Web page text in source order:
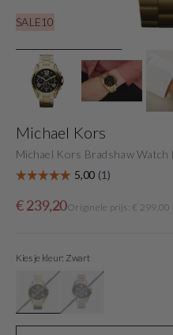
SALE10
Michael Kors
Michael Kors Bradshaw Watch
Sale
€ 239,20
OrigineleOriginele prijs: € 299,00
Kies je kleur: Zwart